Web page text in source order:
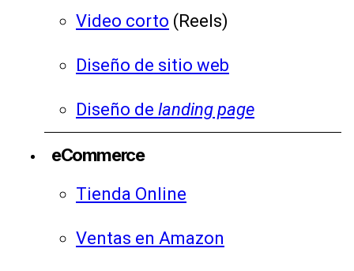
Video corto (Reels)
Diseño de sitio web
Diseño de landing page
eCommerce
Tienda Online
Ventas en Amazon